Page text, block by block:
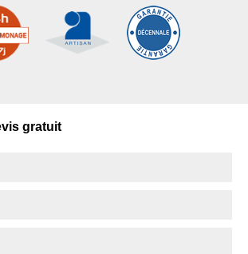
gratuit